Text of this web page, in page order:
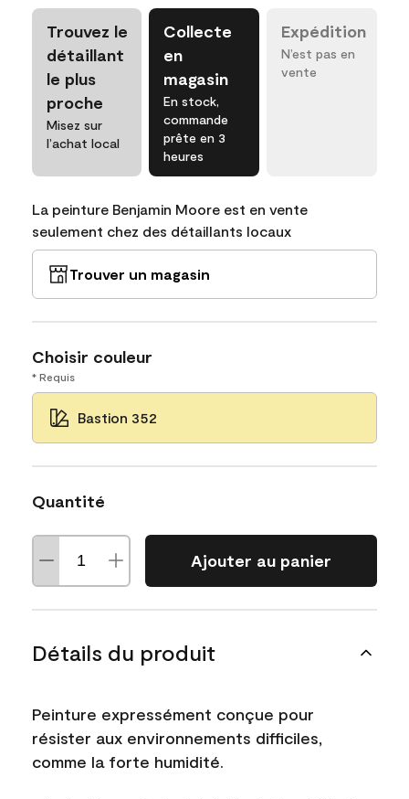
Trouvez le
détaillant
le plus
proche
Misez sur
l’achat local
Collecte
en
magasin
En stock,
commande
prête en 3
heures
Expédition
N’est pas en
vente
La peinture Benjamin Moore est en vente
seulement chez des détaillants locaux
Trouver un magasin
Choisir couleur
* Requis
Bastion 352
Quantité
Ajouter au panier
Détails du produit
Peinture expressément conçue pour
résister aux environnements difficiles,
comme la forte humidité.